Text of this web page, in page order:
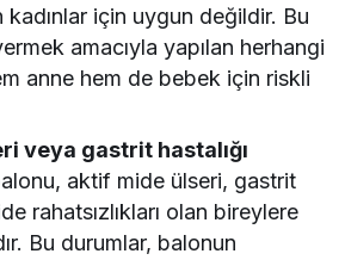
için uygun değildir. Bu
amacıyla yapılan herhangi
anne hem de bebek için riskli
veya gastrit hastalığı
aktif mide ülseri, gastrit
rahatsızlıkları olan bireylere
Bu durumlar, balonun